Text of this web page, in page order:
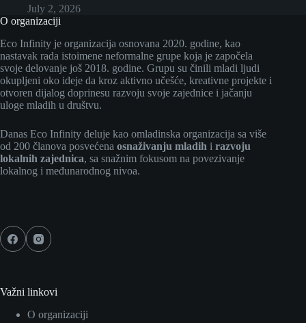
July 2, 2026
O organizaciji
Eco Infinity je organizacija osnovana 2020. godine, kao
nastavak rada istoimene neformalne grupe koja je započela
svoje delovanje još 2018. godine. Grupu su činili mladi ljudi
okupljeni oko ideje da kroz aktivno učešće, kreativne projekte i
otvoren dijalog doprinesu razvoju svoje zajednice i jačanju
uloge mladih u društvu.
Danas Eco Infinity deluje kao omladinska organizacija sa više
od 200 članova posvećena osnaživanju mladih i razvoju
lokalnih zajednica, sa snažnim fokusom na povezivanje
lokalnog i međunarodnog nivoa.
Važni linkovi
O organizaciji